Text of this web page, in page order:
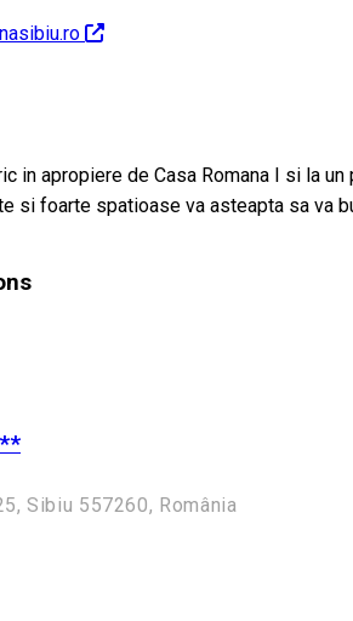
in apropiere de Casa Romana I si la
si foarte spatioase va asteapta sa va
Sibiu 557260, România